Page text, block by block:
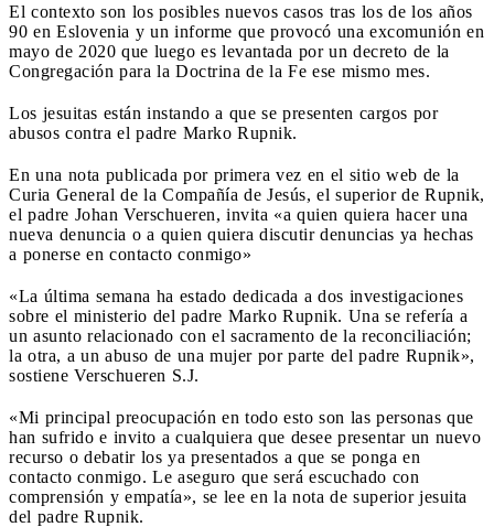
El contexto son los posibles nuevos casos tras los de los años
90 en Eslovenia y un informe que provocó una excomunión en
mayo de 2020 que luego es levantada por un decreto de la
Congregación para la Doctrina de la Fe ese mismo mes.
Los jesuitas están instando a que se presenten cargos por
abusos contra el padre Marko Rupnik.
En una nota publicada por primera vez en el sitio web de la
Curia General de la Compañía de Jesús, el superior de Rupnik,
el padre Johan Verschueren, invita «a quien quiera hacer una
nueva denuncia o a quien quiera discutir denuncias ya hechas
a ponerse en contacto conmigo»
«La última semana ha estado dedicada a dos investigaciones
sobre el ministerio del padre Marko Rupnik. Una se refería a
un asunto relacionado con el sacramento de la reconciliación;
la otra, a un abuso de una mujer por parte del padre Rupnik»,
sostiene Verschueren S.J.
«Mi principal preocupación en todo esto son las personas que
han sufrido e invito a cualquiera que desee presentar un nuevo
recurso o debatir los ya presentados a que se ponga en
contacto conmigo. Le aseguro que será escuchado con
comprensión y empatía», se lee en la nota de superior jesuita
del padre Rupnik.